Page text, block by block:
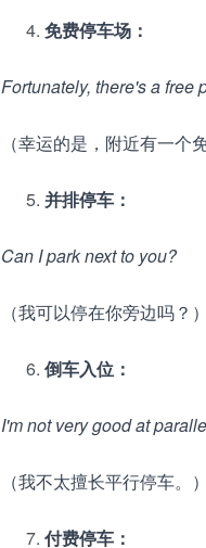
免费停车场：
Fortunately, there's a free
（幸运的是，附近有一个
并排停车：
Can I park next to you?
（我可以停在你旁边吗？）
倒车入位：
I'm not very good at
（我不太擅长平行停车。）
付费停车：